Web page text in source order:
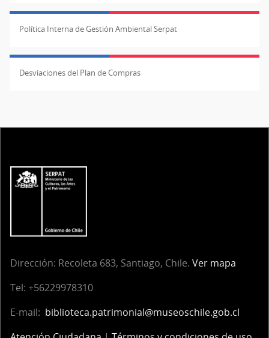
Política Interna de Gestión Ambiental Serpat
Desviaciones del Plan de Compras
Dirección: Recoleta 683, Santiago, Chile. Ver mapa
Tel: +56229978310
E-mail: biblioteca.patrimonial@museoschile.gob.cl